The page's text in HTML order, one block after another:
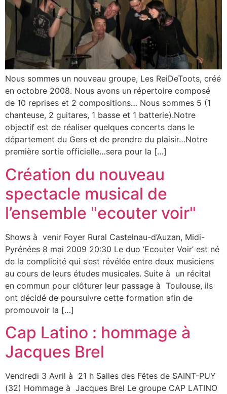
Nous sommes un nouveau groupe, Les ReiDeToots, créé
en octobre 2008. Nous avons un répertoire composé
de 10 reprises et 2 compositions… Nous sommes 5 (1
chanteuse, 2 guitares, 1 basse et 1 batterie).Notre
objectif est de réaliser quelques concerts dans le
département du Gers et de prendre du plaisir…Notre
première sortie officielle…sera pour la […]
Création du nouveau
spectacle musical de
l’ensemble "ecouter voir"
Shows à venir Foyer Rural Castelnau-d’Auzan, Midi-
Pyrénées 8 mai 2009 20:30 Le duo ‘Ecouter Voir’ est né
de la complicité qui s’est révélée entre deux musiciens
au cours de leurs études musicales. Suite à un récital
en commun pour clôturer leur passage à Toulouse, ils
ont décidé de poursuivre cette formation afin de
promouvoir la […]
Cap Latino : hommage à
Jacques Brel
Vendredi 3 Avril à 21 h Salles des Fêtes de SAINT-PUY
(32) Hommage à Jacques Brel Le groupe CAP LATINO